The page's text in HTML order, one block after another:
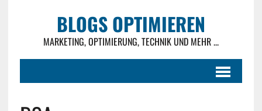
BLOGS OPTIMIEREN
MARKETING, OPTIMIERUNG, TECHNIK UND MEHR ...